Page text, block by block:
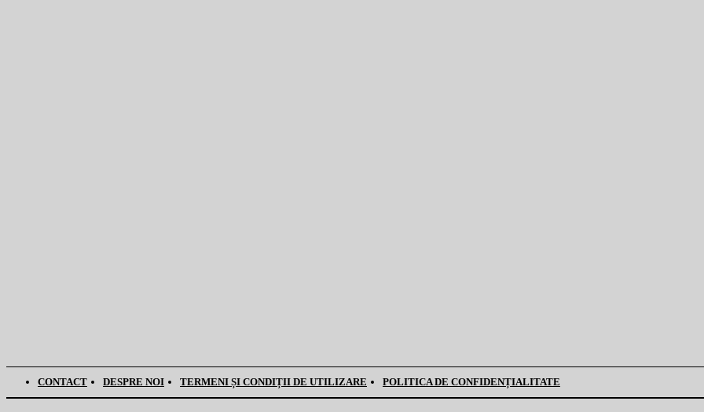
CONTACT DESPRE NOI TERMENI ȘI CONDIȚII DE UTILIZARE POLITICA DE CONFIDENȚIALITATE